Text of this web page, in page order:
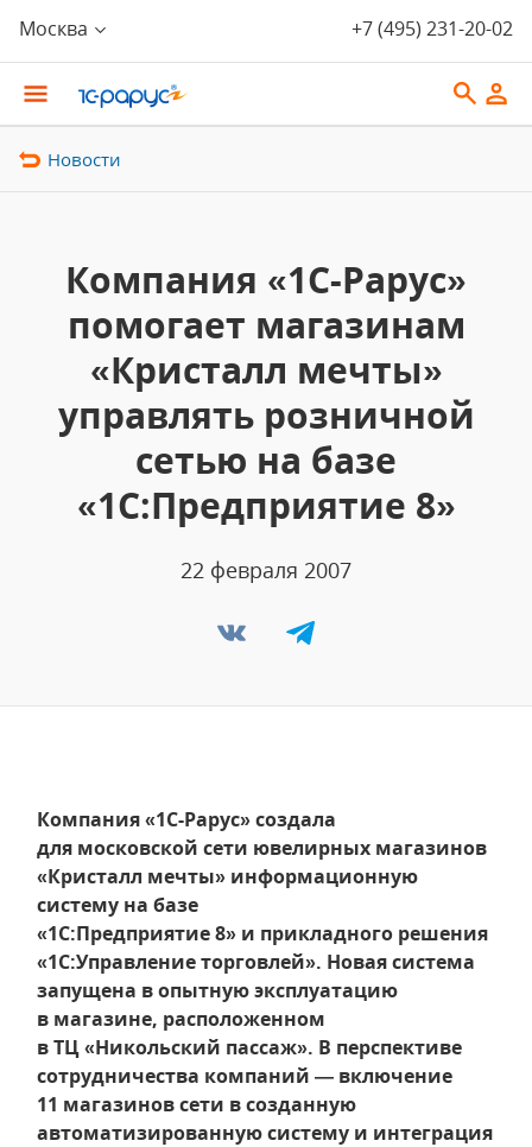
Москва +7 (495) 231-20-02
Новости
Компания «1С-Рарус»
помогает магазинам
«Кристалл мечты»
управлять розничной
сетью на базе
«1С:Предприятие 8»
22 февраля 2007
Компания «1С-Рарус» создала
для московской сети ювелирных магазинов
«Кристалл мечты» информационную
систему на базе
«1С:Предприятие 8» и прикладного решения
«1С:Управление торговлей». Новая система
запущена в опытную эксплуатацию
в магазине, расположенном
в ТЦ «Никольский пассаж». В перспективе
сотрудничества компаний — включение
11 магазинов сети в созданную
автоматизированную систему и интеграция